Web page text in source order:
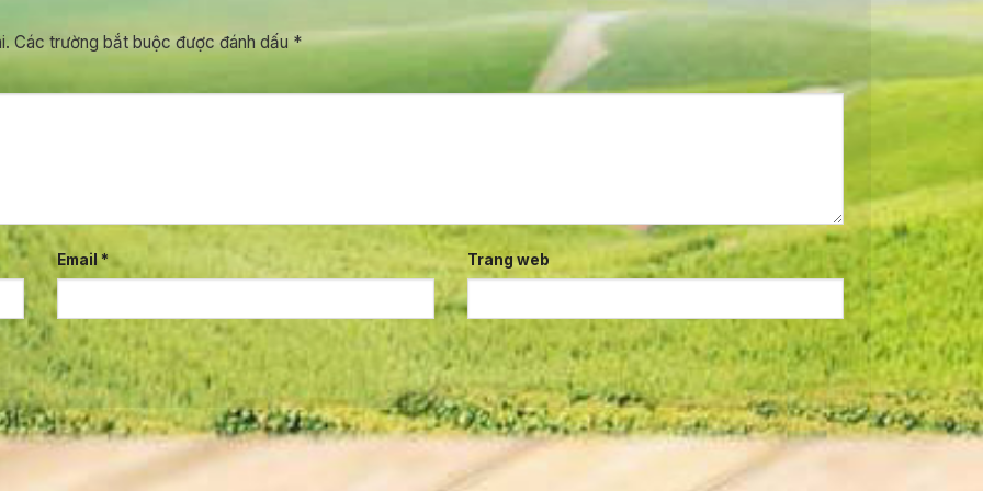
Các trường bắt buộc được đánh dấu*
Email * Trang web